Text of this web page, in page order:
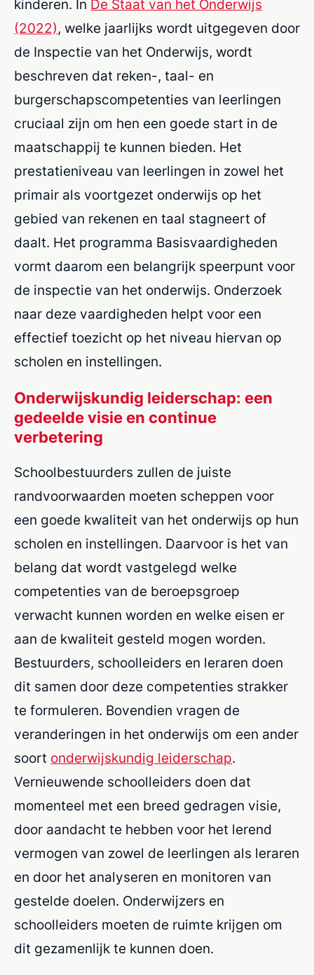
kinderen. In De Staat van het Onderwijs
(2022), welke jaarlijks wordt uitgegeven door
de Inspectie van het Onderwijs, wordt
beschreven dat reken-, taal- en
burgerschapscompetenties van leerlingen
cruciaal zijn om hen een goede start in de
maatschappij te kunnen bieden. Het
prestatieniveau van leerlingen in zowel het
primair als voortgezet onderwijs op het
gebied van rekenen en taal stagneert of
daalt. Het programma Basisvaardigheden
vormt daarom een belangrijk speerpunt voor
de inspectie van het onderwijs. Onderzoek
naar deze vaardigheden helpt voor een
effectief toezicht op het niveau hiervan op
scholen en instellingen.
Onderwijskundig leiderschap: een
gedeelde visie en continue
verbetering
Schoolbestuurders zullen de juiste
randvoorwaarden moeten scheppen voor
een goede kwaliteit van het onderwijs op hun
scholen en instellingen. Daarvoor is het van
belang dat wordt vastgelegd welke
competenties van de beroepsgroep
verwacht kunnen worden en welke eisen er
aan de kwaliteit gesteld mogen worden.
Bestuurders, schoolleiders en leraren doen
dit samen door deze competenties strakker
te formuleren. Bovendien vragen de
veranderingen in het onderwijs om een ander
soort onderwijskundig leiderschap.
Vernieuwende schoolleiders doen dat
momenteel met een breed gedragen visie,
door aandacht te hebben voor het lerend
vermogen van zowel de leerlingen als leraren
en door het analyseren en monitoren van
gestelde doelen. Onderwijzers en
schoolleiders moeten de ruimte krijgen om
dit gezamenlijk te kunnen doen.